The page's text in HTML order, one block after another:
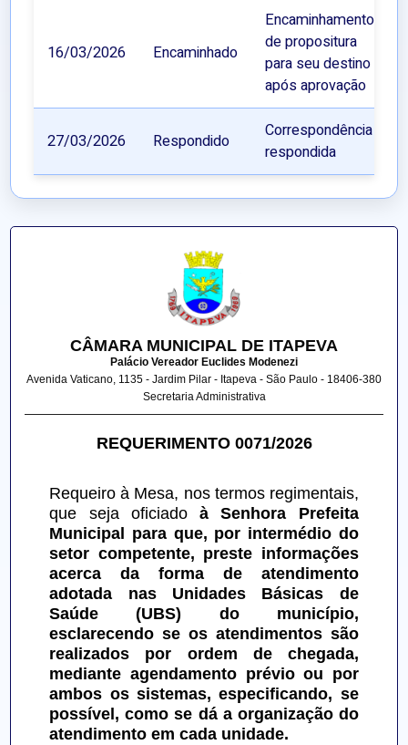
16/03/2026 Encaminhado
Encaminhamento
de propositura
para seu destino
após aprovação
27/03/2026 Respondido
Correspondência
respondida
CÂMARA MUNICIPAL DE ITAPEVA
Palácio Vereador Euclides Modenezi
Avenida Vaticano, 1135 - Jardim Pilar - Itapeva - São Paulo - 18406-380
Secretaria Administrativa
REQUERIMENTO 0071/2026
Requeiro à Mesa, nos termos regimentais,
que seja oficiado à Senhora Prefeita
Municipal para que, por intermédio do
setor competente, preste informações
acerca da forma de atendimento
adotada nas Unidades Básicas de
Saúde (UBS) do município,
esclarecendo se os atendimentos são
realizados por ordem de chegada,
mediante agendamento prévio ou por
ambos os sistemas, especificando, se
possível, como se dá a organização do
atendimento em cada unidade.